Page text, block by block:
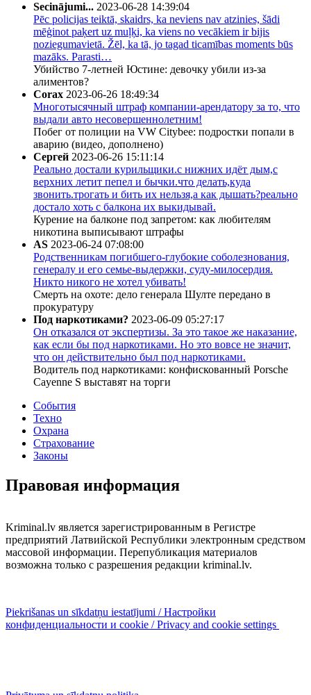
Secinājumi... 2023-06-28 14:39:04
Pēc policijas teiktā, skaidrs, ka neviens nav atzinies, šādi
mēģinot paķert uz muļķi, ka viens no vecākiem ir bijis
noziegumavietā. Žēl, ka tā, jo tagad ticamības moments būs
mazāks. Parasti…
Убийство 7-летней Юстине: девочку убили из-за
алиментов?
Corax 2023-06-26 18:49:34
Многотысячный штраф компании-арендатору за то, что
выдали авто несовершеннолетним!
Побег от полиции на VW Citybee: подростки попали в
аварию (видео, дополнено)
Сергей 2023-06-26 15:11:14
Реально достали курильщики.с нижних идёт дым,с
верхних летит пепел и бычки.что делать,куда
звонить.трогать и бить их нельзя,а как дышать?реально
достало хоть с балкона их выкидывай.
Курение на балконе под запретом: как любителям
никотина выписывают штрафы
AS 2023-06-24 07:08:00
Родственникам погибшего-глубокие соболезнования,
генералу и его семье-выдержки, суду-милосердия.
Никто никого не хотел убивать!
Смерть на охоте: дело генерала Шулте передано в
прокуратуру
Под наркотиками? 2023-06-09 05:27:17
Он отказался от экспертизы. За это такое же наказание,
как если бы под наркотиками. Но это вовсе не значит,
что он действительно был под наркотиками.
Водитель под наркотиками: конфискованный Porsche
Cayenne S выставят на торги
События
Техно
Охрана
Страхование
Законы
Правовая информация
Kriminal.lv является зарегистрированным в Регистре
предприятий Латвийской Республики электронным средством
массовой информации. Перепубликация материалов
возможна только с разрешения редакции kriminal.lv.
Piekrišanas un sīkdatņu iestatījumi / Настройки
конфиденциальности и cookie / Privacy and cookie settings